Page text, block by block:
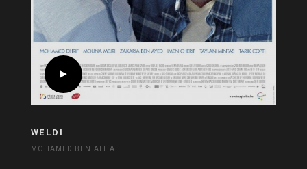
WELDI
MOHAMED BEN ATTIA